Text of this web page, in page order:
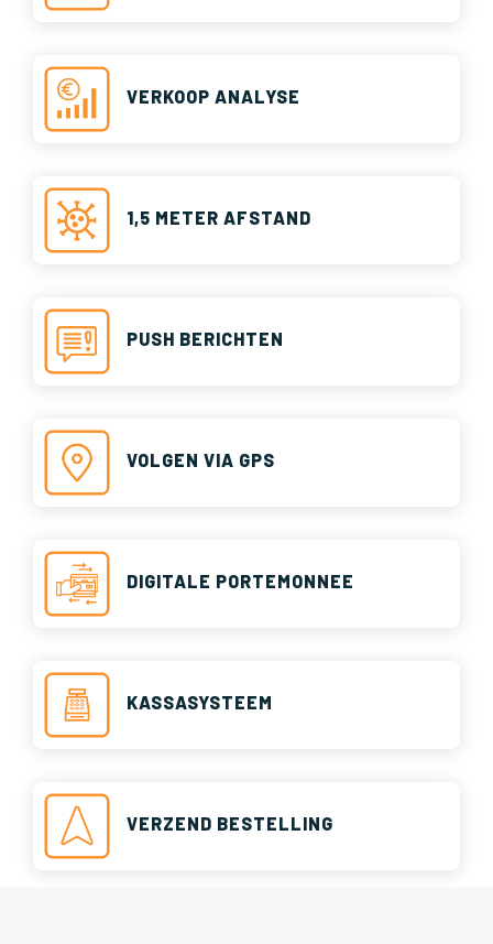
VERKOOP ANALYSE
1,5 METER AFSTAND
PUSH BERICHTEN
VOLGEN VIA GPS
DIGITALE PORTEMONNEE
KASSASYSTEEM
VERZEND BESTELLING